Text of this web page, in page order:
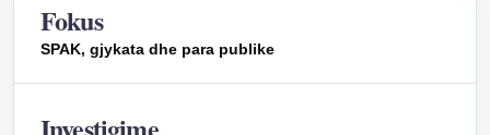
Fokus
SPAK, gjykata dhe para publike